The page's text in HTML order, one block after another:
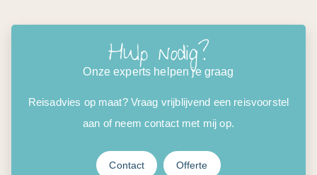
Hulp nodig?
Onze experts helpen je graag
Reisadvies op maat? Vraag vrijblijvend een reisvoorstel
aan of neem contact met mij op.
Contact Offerte